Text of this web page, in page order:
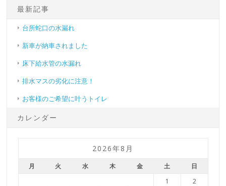
最新記事
台所蛇口の水漏れ
新車が納車されました
床下給水管の水漏れ
排水マスの劣化に注意！
お客様のご希望に叶うトイレ
カレンダー
2026年8月
月 火 水 木 金 土 日
1
2